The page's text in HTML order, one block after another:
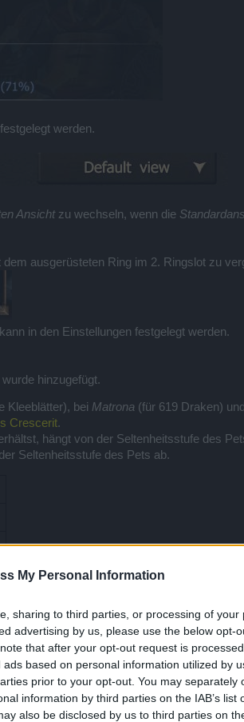
My Personal Information
sharing to third parties, or processing of your
advertising by us, please use the below opt-
that after your opt-out request is
based on personal information utilized by
prior to your opt-out. You may separately
information by third parties on the IAB’s list
also be disclosed by us to third parties on
werden.
Ansichtzu wechseln, wenn die
ausgerüsteten Ring im 2. Ringslot zu
in den Einstellungen festgelegt werden.
hinzugefügt.
Kleeblätter), bei Matrona (für 619 Draken)
Crescerit.
hängt von der Seltenheitsstufe des
Seltenheitsstufe des Pets ab.